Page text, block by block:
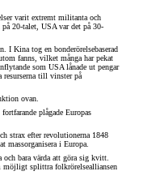
varit extremt militanta och
på 20-talet, USA var det på 30-
I Kina tog en bonderörelsebaserad
fanns, vilket många har pekat
som USA lånade ut pengar
resurserna till vinster på
ovan.
plågade Europas
strax efter revolutionerna 1848
massorganisera i Europa.
bara värda att göra sig kvitt.
möjligt splittra folkrörelsealliansen